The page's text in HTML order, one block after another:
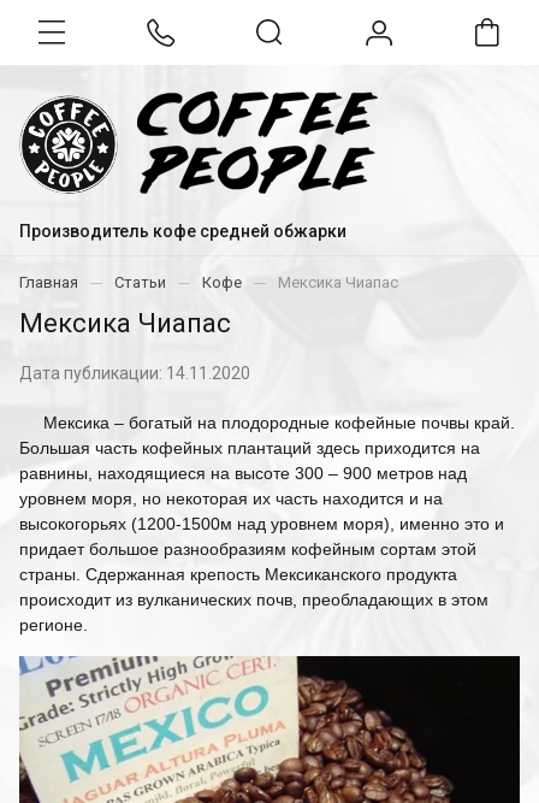
Производитель кофе средней обжарки
Главная Статьи Кофе Мексика Чиапас
Мексика Чиапас
Дата публикации: 14.11.2020
Мексика – богатый на плодородные кофейные почвы край.
Большая часть кофейных плантаций здесь приходится на
равнины, находящиеся на высоте 300 – 900 метров над
уровнем моря, но некоторая их часть находится и на
высокогорьях (1200-1500м над уровнем моря), именно это и
придает большое разнообразиям кофейным сортам этой
страны. Сдержанная крепость Мексиканского продукта
происходит из вулканических почв, преобладающих в этом
регионе.